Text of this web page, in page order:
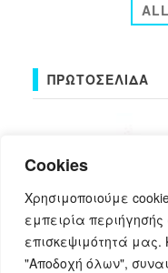
Cookies
Χρησιμοποιούμε
εμπειρία
επισκεψιμότητά μας.
"Αποδοχή όλων",
ΠΡΩΤΟΣΈΛΙΔΑ